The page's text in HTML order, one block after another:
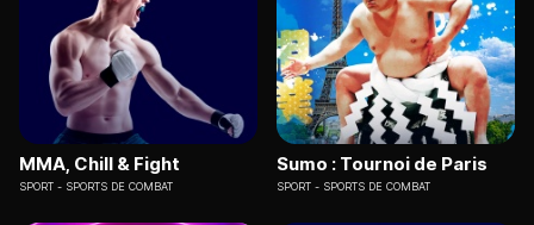
MMA, Chill & Fight
SPORT SPORTS DE COMBAT
Sumo : Tournoi de Paris
SPORT SPORTS DE COMBAT